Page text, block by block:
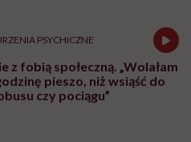
PSYCHICZNE
z fobią społeczną. „Wolałam
pieszo, niż wsiąść do
czy pociągu”